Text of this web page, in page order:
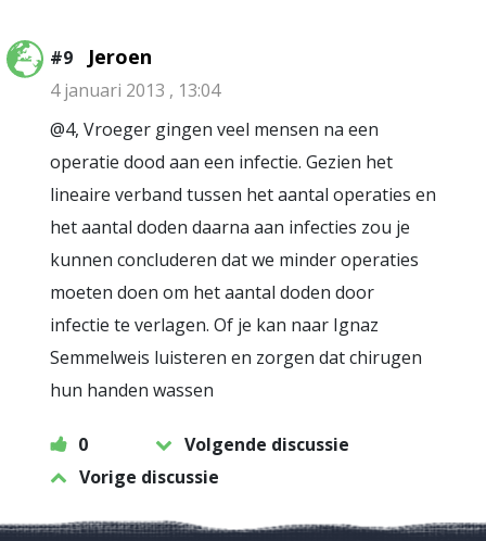
#9 Jeroen
4 januari 2013 , 13:04
@4, Vroeger gingen veel mensen na een
operatie dood aan een infectie. Gezien het
lineaire verband tussen het aantal operaties en
het aantal doden daarna aan infecties zou je
kunnen concluderen dat we minder operaties
moeten doen om het aantal doden door
infectie te verlagen. Of je kan naar Ignaz
Semmelweis luisteren en zorgen dat chirugen
hun handen wassen
0
Volgende discussie
Vorige discussie